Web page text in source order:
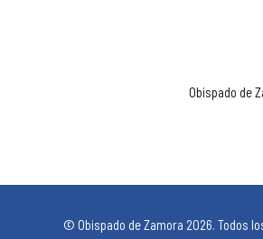
Obispado de
© Obispado de Zamora 2026. Todos